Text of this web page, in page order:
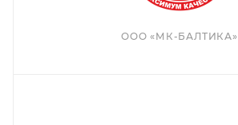
ООО «МК-БАЛТИКА»